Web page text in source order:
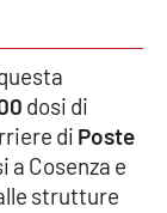
dosi di
di Poste
a Cosenza e
strutture